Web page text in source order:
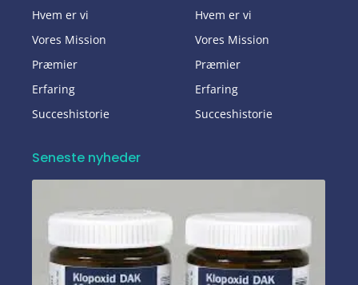
Hvem er vi
Vores Mission
Præmier
Erfaring
Succeshistorie
Hvem er vi
Vores Mission
Præmier
Erfaring
Succeshistorie
Seneste nyheder